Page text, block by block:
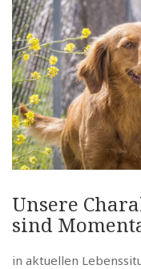
Unsere
sind
in aktuellen